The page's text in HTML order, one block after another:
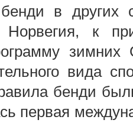
в других
Норвегия, к
вида
бенди
первая